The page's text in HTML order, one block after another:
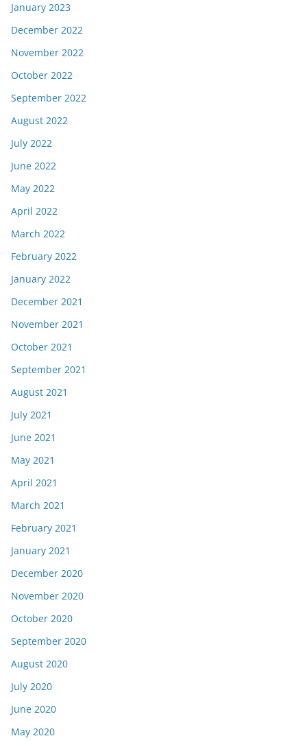
January 2023
December 2022
November 2022
October 2022
September 2022
August 2022
July 2022
June 2022
May 2022
April 2022
March 2022
February 2022
January 2022
December 2021
November 2021
October 2021
September 2021
August 2021
July 2021
June 2021
May 2021
April 2021
March 2021
February 2021
January 2021
December 2020
November 2020
October 2020
September 2020
August 2020
July 2020
June 2020
May 2020